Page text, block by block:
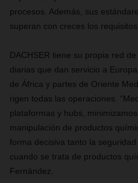
procesos. Además, sus
superan con creces los requisitos
DACHSER tiene su propia red
diarias que dan servicio a
de África y partes de Oriente
rigen todas las operaciones.
plataformas y hubs,
manipulación de productos
forma decisiva tanto la
cuando se trata de productos
Fernández.